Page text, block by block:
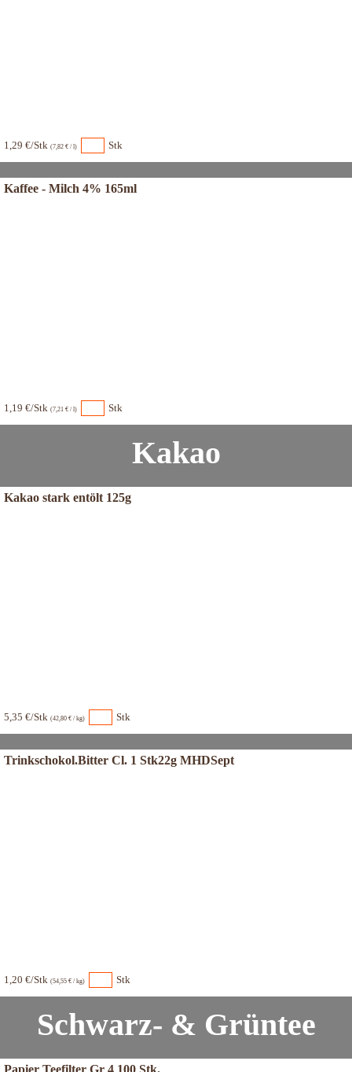
1,29 €/Stk (7,82 € / l) Stk
Kaffee - Milch 4% 165ml
1,19 €/Stk (7,21 € / l) Stk
Kakao
Kakao stark entölt 125g
5,35 €/Stk (42,80 € / kg) Stk
Trinkschokol.Bitter Cl. 1 Stk22g MHDSept
1,20 €/Stk (54,55 € / kg) Stk
Schwarz- & Grüntee